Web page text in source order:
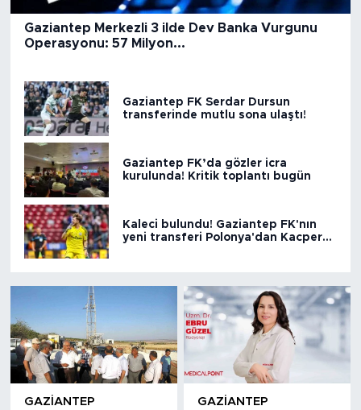
Gaziantep Merkezli 3 ilde Dev Banka Vurgunu
Operasyonu: 57 Milyon...
Gaziantep FK Serdar Dursun
transferinde mutlu sona ulaştı!
Gaziantep FK’da gözler icra
kurulunda! Kritik toplantı bugün
Kaleci bulundu! Gaziantep FK'nın
yeni transferi Polonya'dan Kacper
GAZIANTEP GAZIANTEP